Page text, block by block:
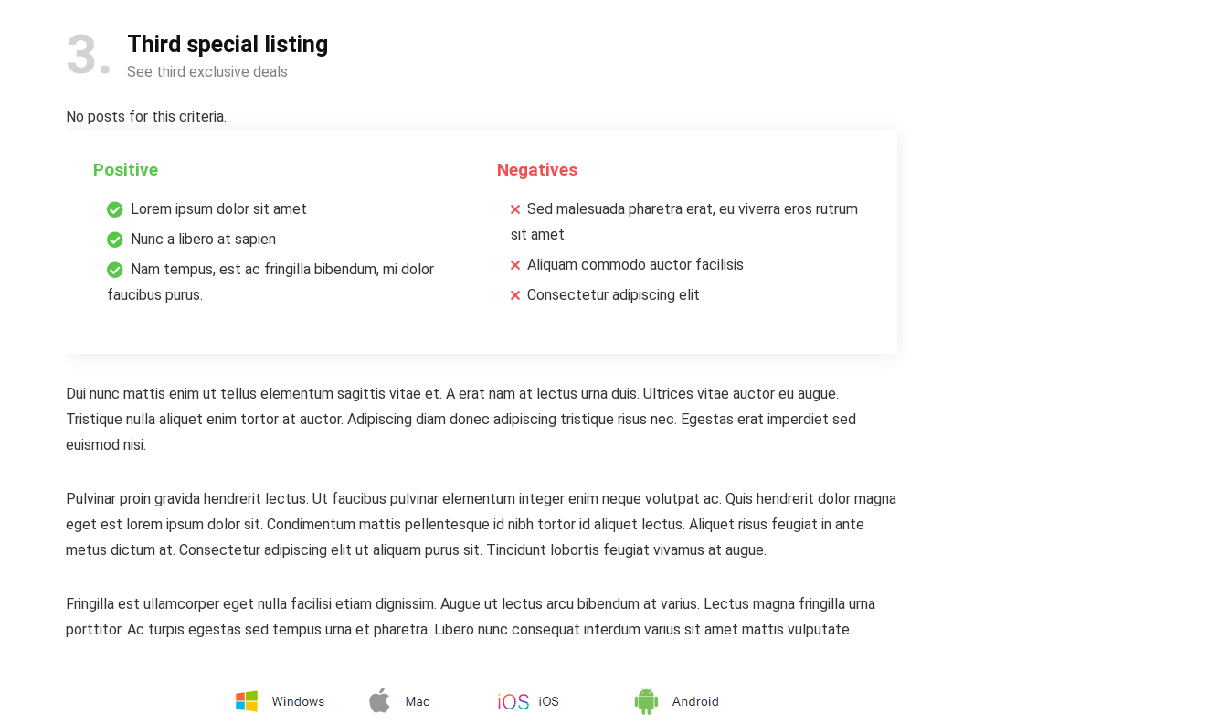
3 Third special listing
See third exclusive deals
No posts for this criteria.
Positive
Lorem ipsum dolor sit amet
Nunc a libero at sapien
Nam tempus, est ac fringilla bibendum, mi dolor
faucibus purus.
Negatives
Sed malesuada pharetra erat, eu viverra eros rutrum
sit amet.
Aliquam commodo auctor facilisis
Consectetur adipiscing elit
Dui nunc mattis enim ut tellus elementum sagittis vitae et. A erat nam at lectus urna duis. Ultrices vitae auctor eu augue.
Tristique nulla aliquet enim tortor at auctor. Adipiscing diam donec adipiscing tristique risus nec. Egestas erat imperdiet sed
euismod nisi.
Pulvinar proin gravida hendrerit lectus. Ut faucibus pulvinar elementum integer enim neque volutpat ac. Quis hendrerit dolor magna
eget est lorem ipsum dolor sit. Condimentum mattis pellentesque id nibh tortor id aliquet lectus. Aliquet risus feugiat in ante
metus dictum at. Consectetur adipiscing elit ut aliquam purus sit. Tincidunt lobortis feugiat vivamus at augue.
Fringilla est ullamcorper eget nulla facilisi etiam dignissim. Augue ut lectus arcu bibendum at varius. Lectus magna fringilla urna
porttitor. Ac turpis egestas sed tempus urna et pharetra. Libero nunc consequat interdum varius sit amet mattis vulputate.